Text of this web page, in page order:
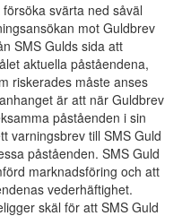
svärta ned såväl
mot Guldbrev
SMS Gulds sida att
aktuella påståendena,
riskerades måste anses
är att när Guldbrev
påståenden i sin
varningsbrev till SMS Guld
påståenden. SMS Guld
marknadsföring och att
vederhäftighet.
skäl för att SMS Guld